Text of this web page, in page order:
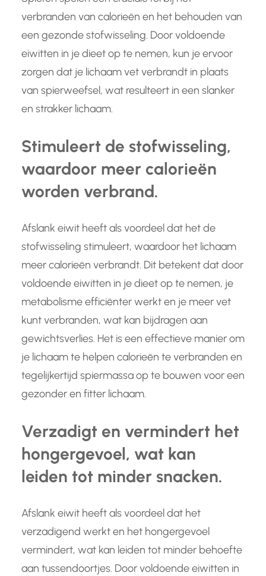
verbranden van calorieën en het behouden van
een gezonde stofwisseling. Door voldoende
eiwitten in je dieet op te nemen, kun je ervoor
zorgen dat je lichaam vet verbrandt in plaats
van spierweefsel, wat resulteert in een slanker
en strakker lichaam.
Stimuleert de stofwisseling,
waardoor meer calorieën
worden verbrand.
Afslank eiwit heeft als voordeel dat het de
stofwisseling stimuleert, waardoor het lichaam
meer calorieën verbrandt. Dit betekent dat door
voldoende eiwitten in je dieet op te nemen, je
metabolisme efficiënter werkt en je meer vet
kunt verbranden, wat kan bijdragen aan
gewichtsverlies. Het is een effectieve manier om
je lichaam te helpen calorieën te verbranden en
tegelijkertijd spiermassa op te bouwen voor een
gezonder en fitter lichaam.
Verzadigt en vermindert het
hongergevoel, wat kan
leiden tot minder snacken.
Afslank eiwit heeft als voordeel dat het
verzadigend werkt en het hongergevoel
vermindert, wat kan leiden tot minder behoefte
aan tussendoortjes. Door voldoende eiwitten in